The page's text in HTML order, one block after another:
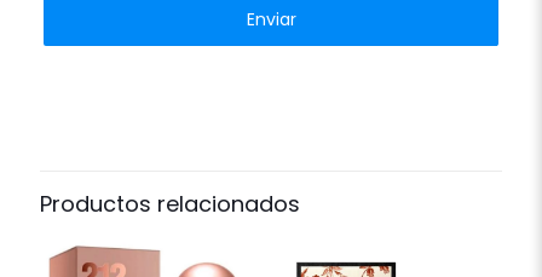
Productos relacionados